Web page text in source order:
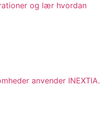
og lær hvordan
anvender INEXTIA.